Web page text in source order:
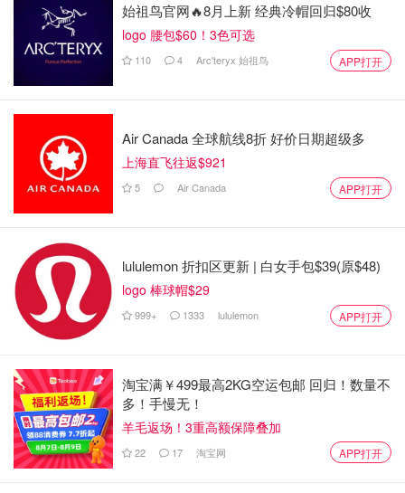
始祖鸟官网🔥8月上新 经典冷帽回归$80收
logo 腰包$60！3色可选
110 4 Arc'teryx 始祖鸟 APP打开
Air Canada 全球航线8折 好价日期超级多
上海直飞往返$921
5 Air Canada APP打开
lululemon 折扣区更新 | 白女手包$39(原$48)
logo 棒球帽$29
999+ 1333 lululemon APP打开
淘宝满￥499最高2KG空运包邮 回归！数量不
多！手慢无！
羊毛返场！3重高额保障叠加
22 17 淘宝网 APP打开